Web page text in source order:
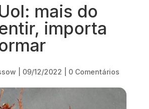
mais do
importa
09/12/2022 0 Comentários